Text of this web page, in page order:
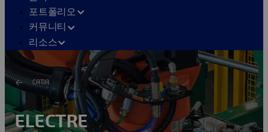
포트폴리오
커뮤니티
리소스
CATIA
ELECTRE